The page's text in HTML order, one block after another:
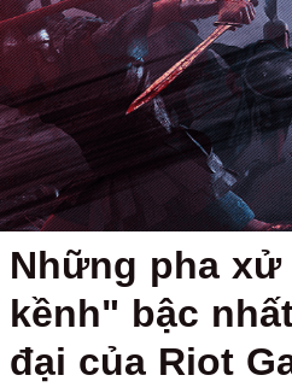
Những pha
kềnh" bậc
đại của Riot